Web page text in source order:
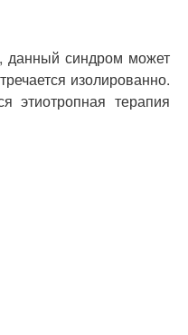
данный синдром может
изолированно.
этиотропная терапия